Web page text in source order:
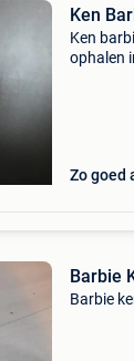
Ken
Ken
ophalen
Zo goed
Barbie
Barbie